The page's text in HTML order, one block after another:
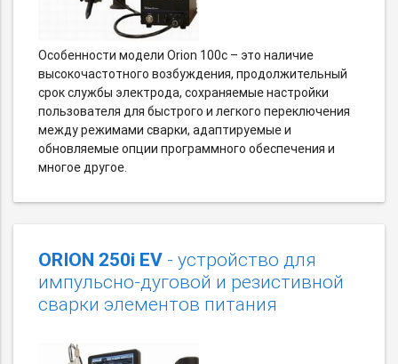
Особенности модели Orion 100с – это наличие
высокочастотного возбуждения, продолжительный
срок службы электрода, сохраняемые настройки
пользователя для быстрого и легкого переключения
между режимами сварки, адаптируемые и
обновляемые опции программного обеспечения и
многое другое.
ORION 250i EV - устройство для
импульсно-дуговой и резистивной
сварки элементов питания